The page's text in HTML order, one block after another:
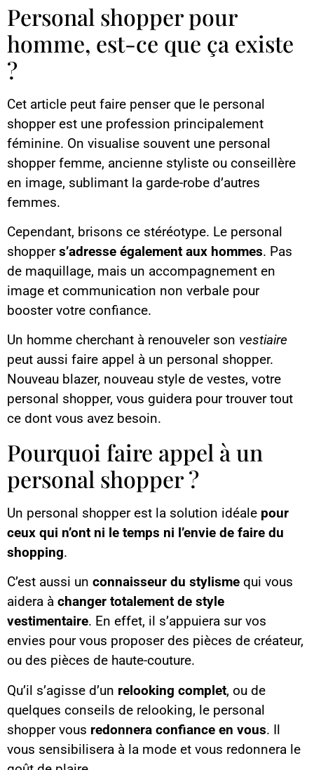
Personal shopper pour
homme, est-ce que ça existe
?
Cet article peut faire penser que le personal
shopper est une profession principalement
féminine. On visualise souvent une personal
shopper femme, ancienne styliste ou conseillère
en image, sublimant la garde-robe d’autres
femmes.
Cependant, brisons ce stéréotype. Le personal
shoppers’adresse également aux hommes. Pas
de maquillage, mais un accompagnement en
image et communication non verbale pour
booster votre confiance.
Un homme cherchant à renouveler son vestiaire
peut aussi faire appel à un personal shopper.
Nouveau blazer, nouveau style de vestes, votre
personal shopper, vous guidera pour trouver tout
ce dont vous avez besoin.
Pourquoi faire appel à un
personal shopper ?
Un personal shopper est la solution idéale pour
ceux qui n’ont ni le temps ni l’envie de faire du
shopping.
C’est aussi un connaisseur du stylisme qui vous
aidera à changer totalement de style
vestimentaire. En effet, il s’appuiera sur vos
envies pour vous proposer des pièces de créateur,
ou des pièces de haute-couture.
Qu’il s’agisse d’un relooking complet, ou de
quelques conseils de relooking, le personal
shopper vous redonnera confiance en vous. Il
vous sensibilisera à la mode et vous redonnera le